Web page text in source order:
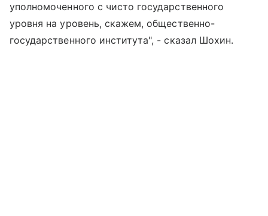
уполномоченного с чисто государственного
уровня на уровень, скажем, общественно-
государственного института", - сказал Шохин.